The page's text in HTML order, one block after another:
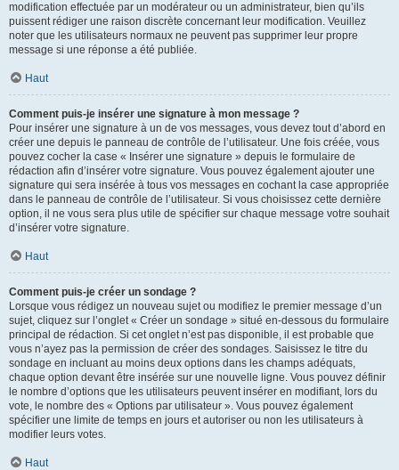
modification effectuée par un modérateur ou un administrateur, bien qu’ils
puissent rédiger une raison discrète concernant leur modification. Veuillez
noter que les utilisateurs normaux ne peuvent pas supprimer leur propre
message si une réponse a été publiée.
Haut
Comment puis-je insérer une signature à mon message ?
Pour insérer une signature à un de vos messages, vous devez tout d’abord en
créer une depuis le panneau de contrôle de l’utilisateur. Une fois créée, vous
pouvez cocher la case « Insérer une signature » depuis le formulaire de
rédaction afin d’insérer votre signature. Vous pouvez également ajouter une
signature qui sera insérée à tous vos messages en cochant la case appropriée
dans le panneau de contrôle de l’utilisateur. Si vous choisissez cette dernière
option, il ne vous sera plus utile de spécifier sur chaque message votre souhait
d’insérer votre signature.
Haut
Comment puis-je créer un sondage ?
Lorsque vous rédigez un nouveau sujet ou modifiez le premier message d’un
sujet, cliquez sur l’onglet « Créer un sondage » situé en-dessous du formulaire
principal de rédaction. Si cet onglet n’est pas disponible, il est probable que
vous n’ayez pas la permission de créer des sondages. Saisissez le titre du
sondage en incluant au moins deux options dans les champs adéquats,
chaque option devant être insérée sur une nouvelle ligne. Vous pouvez définir
le nombre d’options que les utilisateurs peuvent insérer en modifiant, lors du
vote, le nombre des « Options par utilisateur ». Vous pouvez également
spécifier une limite de temps en jours et autoriser ou non les utilisateurs à
modifier leurs votes.
Haut